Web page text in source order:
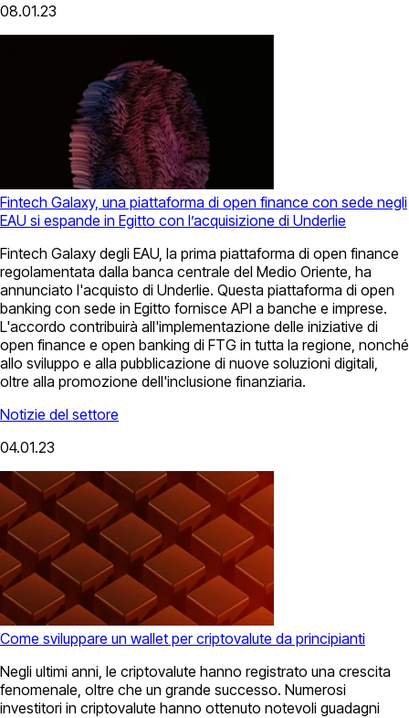
08.01.23
Fintech Galaxy, una piattaforma di open finance con sede negli
EAU si espande in Egitto con l’acquisizione di Underlie
Fintech Galaxy degli EAU, la prima piattaforma di open finance
regolamentata dalla banca centrale del Medio Oriente, ha
annunciato l'acquisto di Underlie. Questa piattaforma di open
banking con sede in Egitto fornisce API a banche e imprese.
L'accordo contribuirà all'implementazione delle iniziative di
open finance e open banking di FTG in tutta la regione, nonché
allo sviluppo e alla pubblicazione di nuove soluzioni digitali,
oltre alla promozione dell'inclusione finanziaria.
Notizie del settore
04.01.23
Come sviluppare un wallet per criptovalute da principianti
Negli ultimi anni, le criptovalute hanno registrato una crescita
fenomenale, oltre che un grande successo. Numerosi
investitori in criptovalute hanno ottenuto notevoli guadagni